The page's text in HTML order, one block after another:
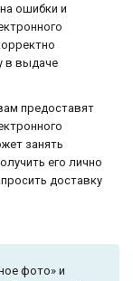
ошибки и
в выдаче
предоставят
занять
его лично
доставку
фото» и